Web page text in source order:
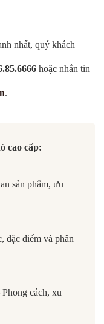
nhất, quý khách
hoặc nhắn tin
.
cao cấp:
sản phẩm, ưu
đặc điểm và phân
cách, xu